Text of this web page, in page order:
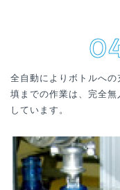
全自動によりボトルへ
填までの作業は、完全
しています。